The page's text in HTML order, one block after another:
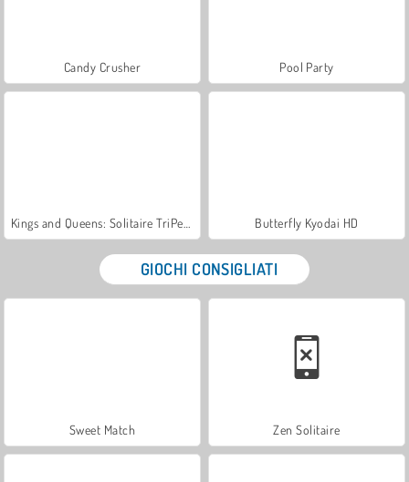
Candy Crusher Pool Party
Butterfly Kyodai HD
GIOCHI CONSIGLIATI
Sweet Match Zen Solitaire